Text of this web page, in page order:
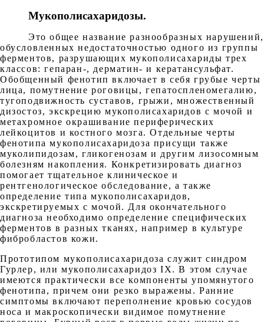
Мукополисахаридозы.
Это общее название разнообразных нарушений,
обусловленных недостаточностью одного из группы
ферментов, разрушающих мукополисахариды трех
классов: гепаран-, дерматин- и кератансульфат.
Обобщенный фенотип включает в себя грубые черты
лица, помутнение роговицы, гепатоспленомегалию,
тугоподвижность суставов, грыжи, множественный
дизостоз, экскрецию мукополисахаридов с мочой и
метахромное окрашивание периферических
лейкоцитов и костного мозга. Отдельные черты
фенотипа мукополисахаридоза присущи также
муколипидозам, гликогенозам и другим лизосомным
болезням накопления. Конкретизировать диагноз
помогает тщательное клиническое и
рентгенологическое обследование, а также
определение типа мукополисахаридов,
экскретируемых с мочой. Для окончательного
диагноза необходимо определение специфических
ферментов в разных тканях, например в культуре
фибробластов кожи.
Прототипом мукополисахаридоза служит синдром
Гурлер, или мукополисахаридоз IX. В этом случае
имеются практически все компоненты упомянутого
фенотипа, причем они резко выражены. Ранние
симптомы включают переполнение кровью сосудов
носа и макроскопически видимое помутнение